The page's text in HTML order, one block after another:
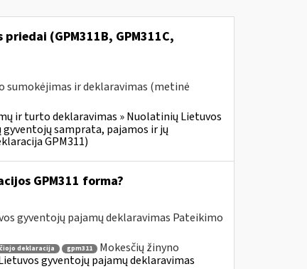
(GPM311B, GPM311C,
sumokėjimas ir deklaravimas (metinė
ir turto deklaravimas » Nuolatinių Lietuvos
samprata, pajamos ir jų
GPM311)
GPM311 forma?
gyventojų pajamų deklaravimas Pateikimo
deklaracija gpm311
Mokesčių žinyno
gyventojų pajamų deklaravimas